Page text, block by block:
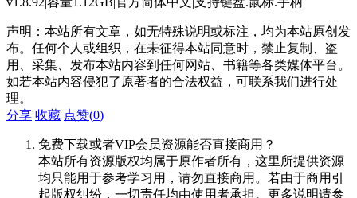
声明：本站所有文章，如无特殊说明或标注，均为本站原创发
布。任何个人或组织，在未征得本站同意时，禁止复制、盗
用、采集、发布本站内容到任何网站、书籍等各类媒体平台。
如若本站内容侵犯了原著者的合法权益，可联系我们进行处
理。
分享 收藏 点赞(0)
免费下载或者VIP会员资源能否直接商用？
本站所有资源版权均属于原作者所有，这里所提供资源
均只能用于参考学习用，请勿直接商用。若由于商用引
起版权纠纷，一切责任均由使用者承担。更多说明请参